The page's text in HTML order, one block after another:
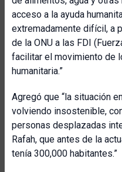
acceso a la ayuda
extremadamente difícil, a
de la ONU a las FDI
facilitar el movimiento de
humanitaria.”
Agregó que “la situación
volviendo insostenible,
personas desplazadas
Rafah, que antes de la
tenía 300,000 habitantes.”